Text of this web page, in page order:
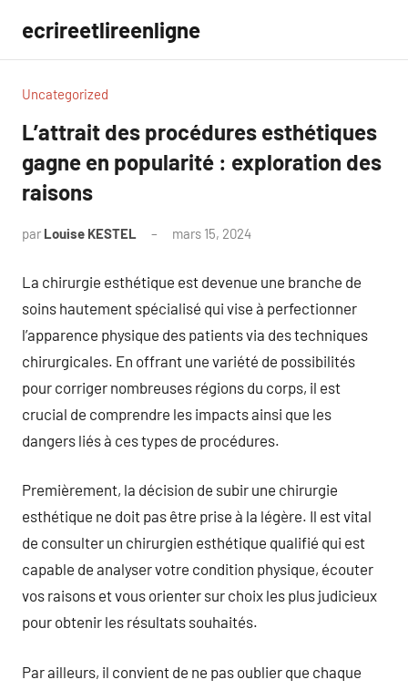
contenu
ecrireetlireenligne
Uncategorized
L’attrait des procédures esthétiques
gagne en popularité : exploration des
raisons
par Louise KESTEL mars 15, 2024
La chirurgie esthétique est devenue une branche de
soins hautement spécialisé qui vise à perfectionner
l’apparence physique des patients via des techniques
chirurgicales. En offrant une variété de possibilités
pour corriger nombreuses régions du corps, il est
crucial de comprendre les impacts ainsi que les
dangers liés à ces types de procédures.
Premièrement, la décision de subir une chirurgie
esthétique ne doit pas être prise à la légère. Il est vital
de consulter un chirurgien esthétique qualifié qui est
capable de analyser votre condition physique, écouter
vos raisons et vous orienter sur choix les plus judicieux
pour obtenir les résultats souhaités.
Par ailleurs, il convient de ne pas oublier que chaque